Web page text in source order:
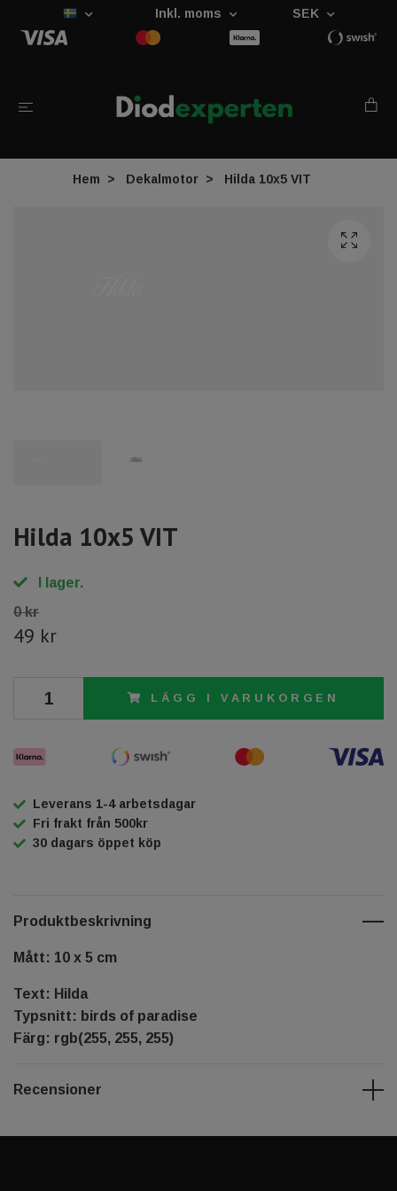
Inkl. moms SEK
Hem Dekalmotor Hilda 10x5 VIT
Hilda 10x5 VIT
I lager.
0 kr
49 kr
LÄGG I VARUKORGEN
Leverans 1-4 arbetsdagar
Fri frakt från 500kr
30 dagars öppet köp
Produktbeskrivning
Mått: 10 x 5 cm
Text: Hilda
Typsnitt: birds of paradise
Färg: rgb(255, 255, 255)
Recensioner